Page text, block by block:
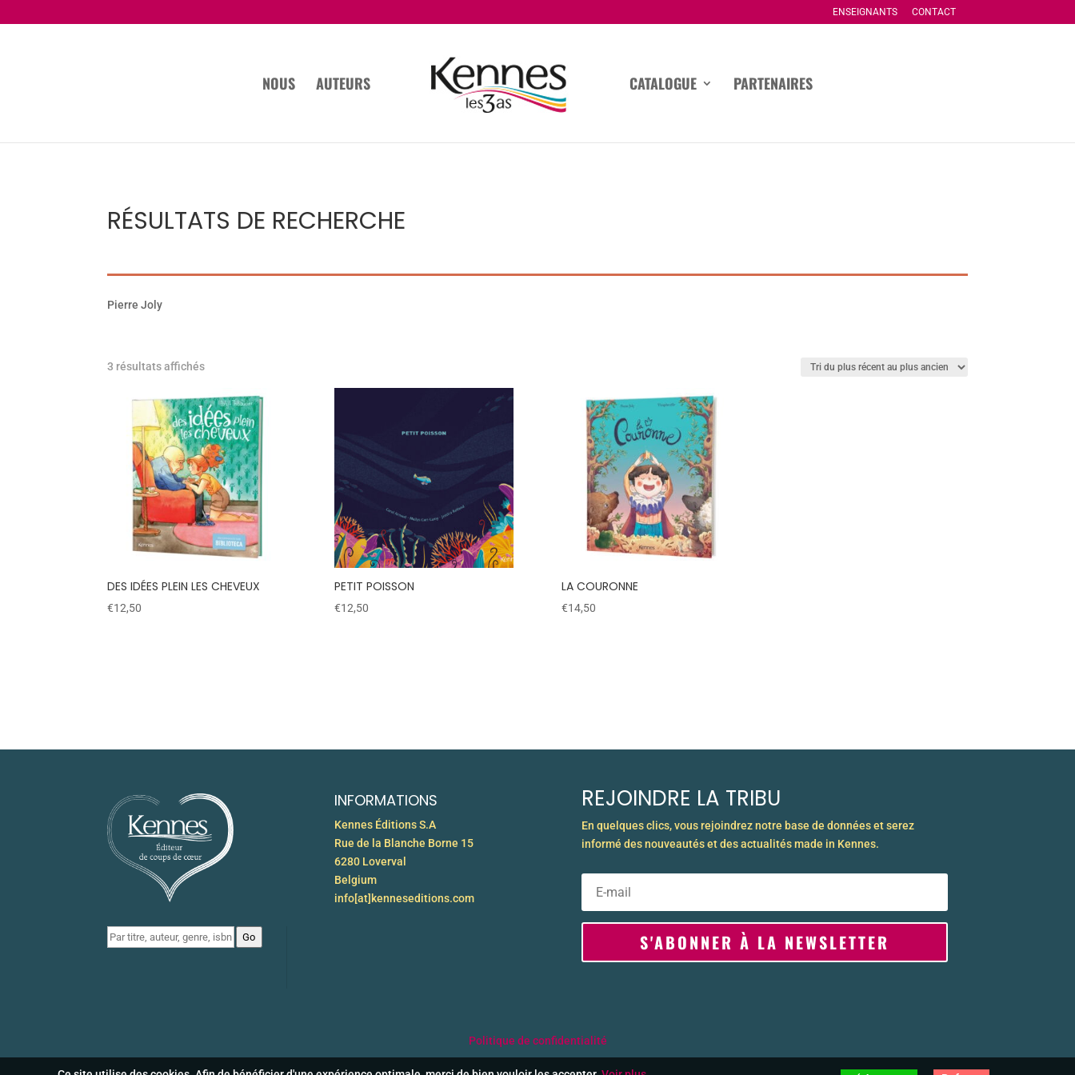
ENSEIGNANTS CONTACT
NOUS AUTEURS CATALOGUE PARTENAIRES
RÉSULTATS DE RECHERCHE
Pierre Joly
3 résultats affichés
DES IDÉES PLEIN LES CHEVEUX
€12,50
PETIT POISSON
€12,50
LA COURONNE
€14,50
Go
INFORMATIONS
Kennes Éditions S.A
Rue de la Blanche Borne 15
6280 Loverval
Belgium
info[at]kenneseditions.com
REJOINDRE LA TRIBU
En quelques clics, vous rejoindrez notre base de données et serez
informé des nouveautés et des actualités made in Kennes.
S'ABONNER À LA NEWSLETTER
Politique de confidentialité